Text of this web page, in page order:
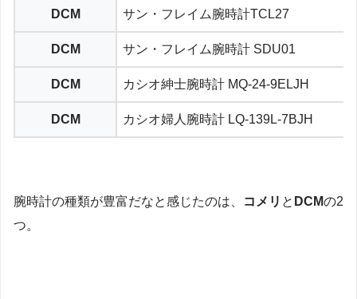
DCM サン・フレイム腕時計TCL27
DCM サン・フレイム腕時計 SDU01
DCM カシオ紳士腕時計 MQ-24-9ELJH
DCM カシオ婦人腕時計 LQ-139L-7BJH
腕時計の種類が豊富だなと感じたのは、 コメリ と DCMの2
つ。